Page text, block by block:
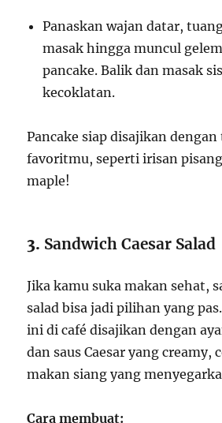
Panaskan wajan datar,
masak hingga muncul
pancake. Balik dan masak
kecoklatan.
Pancake siap disajikan
favoritmu, seperti irisan
maple!
3. Sandwich Caesar Salad
Jika kamu suka makan sehat,
salad bisa jadi pilihan yang
ini di café disajikan dengan
dan saus Caesar yang creamy,
makan siang yang
Cara membuat: